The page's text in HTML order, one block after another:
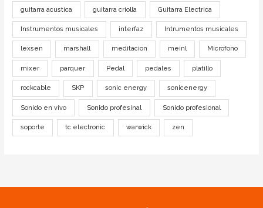
guitarra acustica guitarra criolla Guitarra Electrica
Instrumentos musicales interfaz Intrumentos musicales
lexsen marshall meditacion meinl Microfono
mixer parquer Pedal pedales platillo
rockcable SKP sonic energy sonicenergy
Sonido en vivo Sonido profesinal Sonido profesional
soporte tc electronic warwick zen